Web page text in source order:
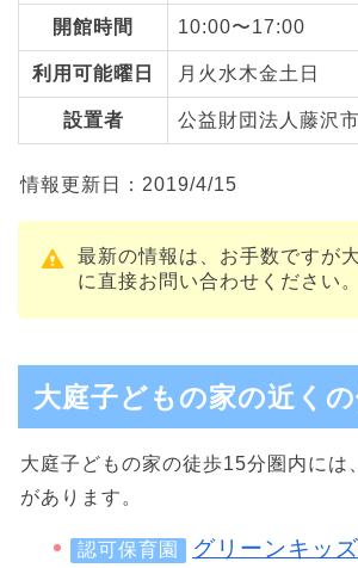
開館時間 10:00〜17:00
利用可能曜日 月火水木金土日
設置者 公益財団法人藤沢
情報更新日：2019/4/15
最新の情報は、お手数ですが
に直接お問い合わせください。
大庭子どもの家の近くの
大庭子どもの家の徒歩15分圏内には
があります。
認可保育園
グリーンキッ